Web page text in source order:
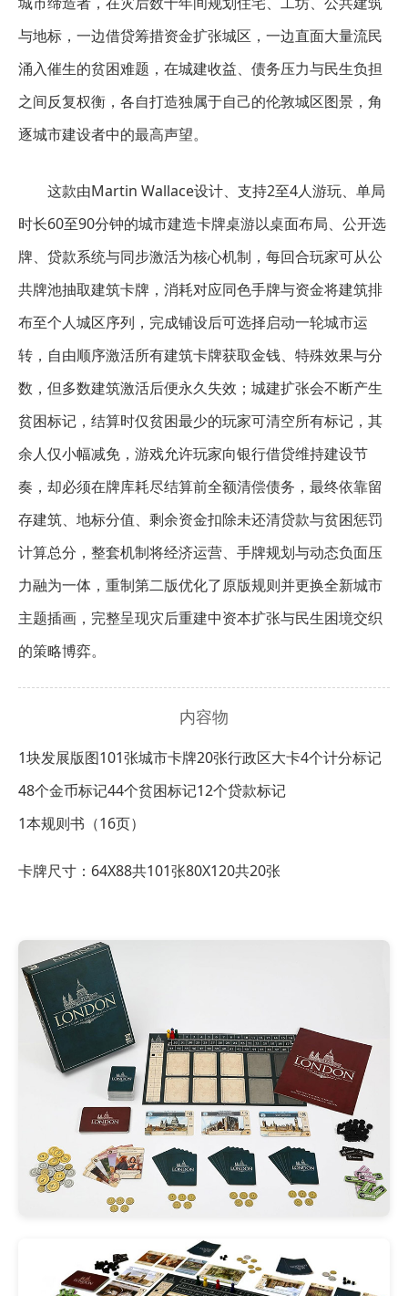
与地标，一边借贷筹措资金扩张城区，一边直面大量流民
涌入催生的贫困难题，在城建收益、债务压力与民生负担
之间反复权衡，各自打造独属于自己的伦敦城区图景，角
逐城市建设者中的最高声望。
这款由Martin Wallace设计、支持2至4人游玩、单局
时长60至90分钟的城市建造卡牌桌游以桌面布局、公开选
牌、贷款系统与同步激活为核心机制，每回合玩家可从公
共牌池抽取建筑卡牌，消耗对应同色手牌与资金将建筑排
布至个人城区序列，完成铺设后可选择启动一轮城市运
转，自由顺序激活所有建筑卡牌获取金钱、特殊效果与分
数，但多数建筑激活后便永久失效；城建扩张会不断产生
贫困标记，结算时仅贫困最少的玩家可清空所有标记，其
余人仅小幅减免，游戏允许玩家向银行借贷维持建设节
奏，却必须在牌库耗尽结算前全额清偿债务，最终依靠留
存建筑、地标分值、剩余资金扣除未还清贷款与贫困惩罚
计算总分，整套机制将经济运营、手牌规划与动态负面压
力融为一体，重制第二版优化了原版规则并更换全新城市
主题插画，完整呈现灾后重建中资本扩张与民生困境交织
的策略博弈。
内容物
1块发展版图101张城市卡牌20张行政区大卡4个计分标记
48个金币标记44个贫困标记12个贷款标记
1本规则书（16页）
卡牌尺寸：64X88共101张80X120共20张